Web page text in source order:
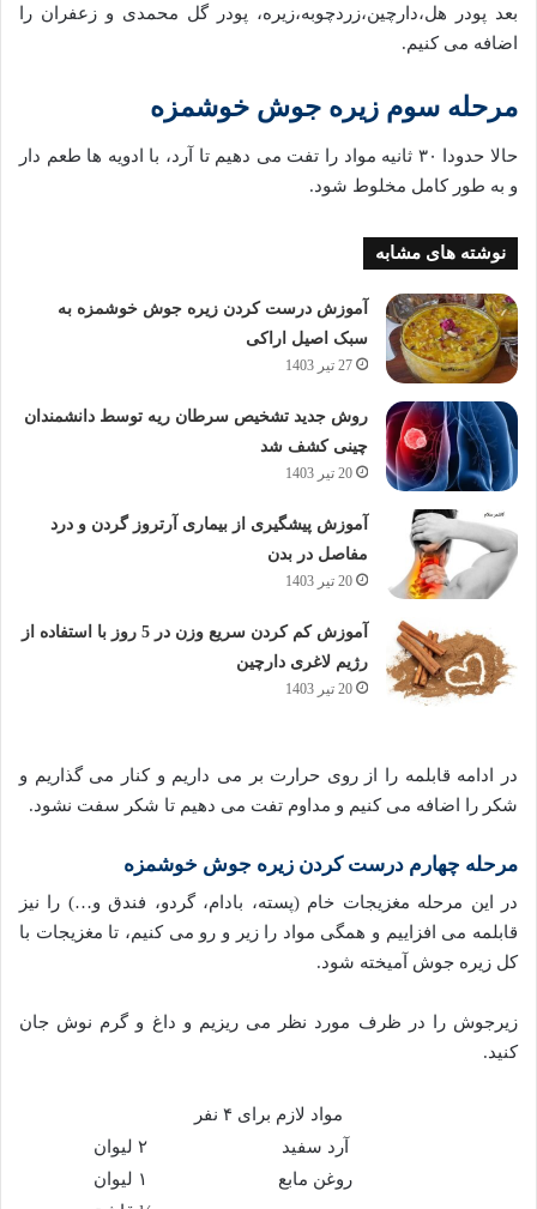
بعد پودر هل،دارچین،زردچوبه،زیره، پودر گل محمدی و زعفران را
اضافه می کنیم.
مرحله سوم زیره جوش خوشمزه
حالا حدودا ۳۰ ثانیه مواد را تفت می دهیم تا آرد، با ادویه ها طعم دار
و به طور کامل مخلوط شود.
نوشته های مشابه
آموزش درست کردن زیره جوش خوشمزه به
سبک اصیل اراکی
27 تیر 1403
روش جدید تشخیص سرطان ریه توسط دانشمندان
چینی کشف شد
20 تیر 1403
آموزش پیشگیری از بیماری آرتروز گردن و درد
مفاصل در بدن
20 تیر 1403
آموزش کم کردن سریع وزن در 5 روز با استفاده از
رژیم لاغری دارچین
20 تیر 1403
در ادامه قابلمه را از روی حرارت بر می داریم و کنار می گذاریم و
شکر را اضافه می کنیم و مداوم تفت می دهیم تا شکر سفت نشود.
مرحله چهارم درست کردن زیره جوش خوشمزه
در این مرحله مغزیجات خام (پسته، بادام، گردو، فندق و…) را نیز
قابلمه می افزاییم و همگی مواد را زیر و رو می کنیم، تا مغزیجات با
کل زیره جوش آمیخته شود.
زیرجوش را در ظرف مورد نظر می ریزیم و داغ و گرم نوش جان
کنید.
مواد لازم برای ۴ نفر
آرد سفید
۲ لیوان
روغن مابع
۱ لیوان